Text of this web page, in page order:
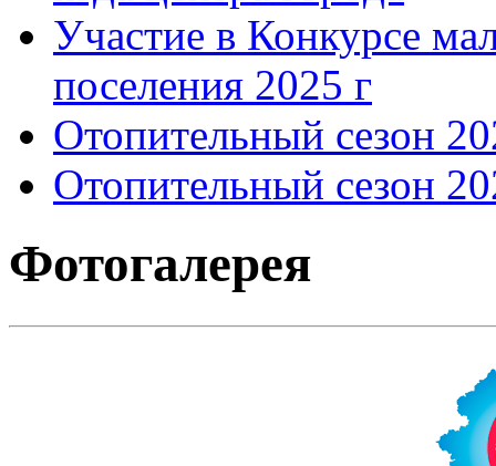
Участие в Конкурсе
поселения 2025 г
Отопительный сезон
Отопительный сезон
Фотогалерея